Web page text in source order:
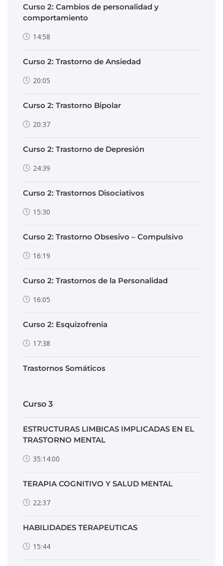
Curso 2: Cambios de personalidad y
comportamiento
14:58
Curso 2: Trastorno de Ansiedad
20:05
Curso 2: Trastorno Bipolar
20:37
Curso 2: Trastorno de Depresión
24:39
Curso 2: Trastornos Disociativos
15:30
Curso 2: Trastorno Obsesivo – Compulsivo
16:19
Curso 2: Trastornos de la Personalidad
16:05
Curso 2: Esquizofrenia
17:38
Trastornos Somáticos
Curso 3
ESTRUCTURAS LIMBICAS IMPLICADAS EN EL
TRASTORNO MENTAL
35:14:00
TERAPIA COGNITIVO Y SALUD MENTAL
22:37
HABILIDADES TERAPEUTICAS
15:44